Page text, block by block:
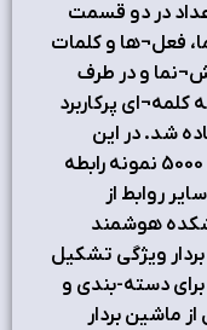
در دو قسمت
فعل¬ها و کلمات
و در طرف
کلمه¬اي پرکاربرد
شد. در اين
مقاله پس از گردآوري 5000 نمونه رابطه
نمونه ساير روابط از
هوشمند
بردار ويژگي تشکيل
دسته-بندي و
ماشين بردار